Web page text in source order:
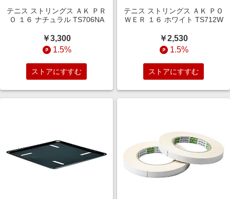
テニス ストリングス ＡＫ ＰＲ
Ｏ １６ ナチュラル TS706NA
￥3,300
1.5%
ストアにすすむ
テニス ストリングス ＡＫ ＰＯ
ＷＥＲ １６ ホワイト TS712W
￥2,530
1.5%
ストアにすすむ